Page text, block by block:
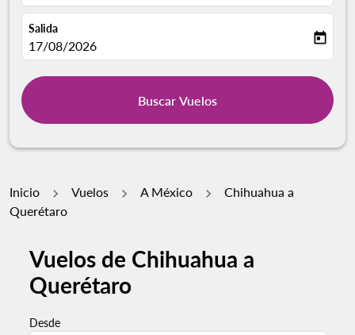
Salida
fc-booking-departure-date-aria-label
17/08/2026 today
Buscar Vuelos
Inicio Vuelos A México
Chihuahua a
Querétaro
Vuelos de Chihuahua a
Querétaro
Desde